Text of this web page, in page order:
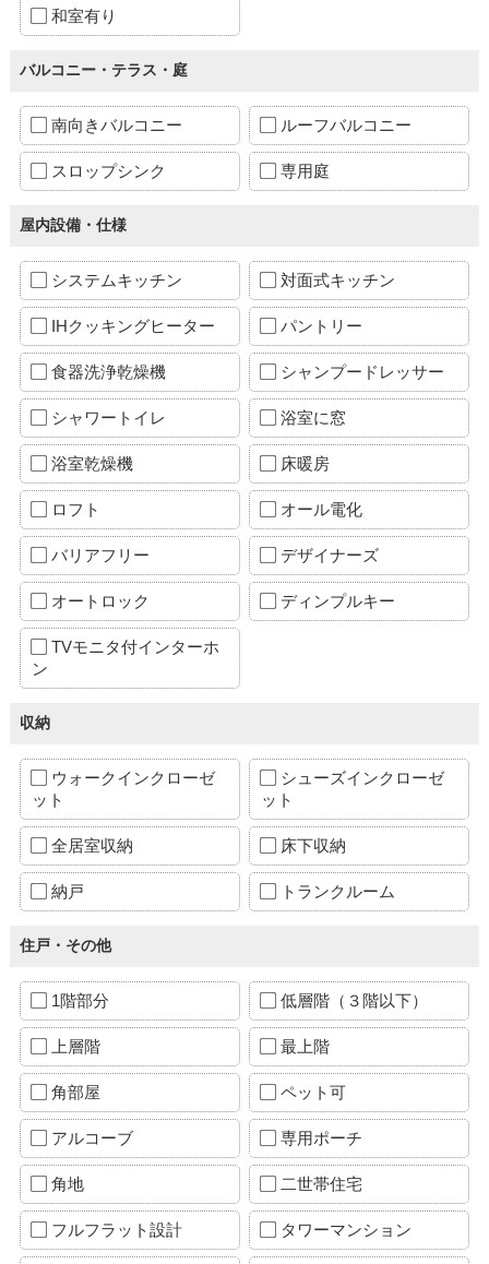
和室有り
バルコニー・テラス・庭
南向きバルコニー ルーフバルコニー
スロップシンク 専用庭
屋内設備・仕様
システムキッチン 対面式キッチン
IHクッキングヒーター パントリー
食器洗浄乾燥機 シャンプードレッサー
シャワートイレ 浴室に窓
浴室乾燥機 床暖房
ロフト オール電化
バリアフリー デザイナーズ
オートロック ディンプルキー
TVモニタ付インターホ
ン
収納
ウォークインクローゼ
ット
シューズインクローゼ
ット
全居室収納 床下収納
納戸 トランクルーム
住戸・その他
1階部分 低層階（３階以下）
上層階 最上階
角部屋 ペット可
アルコーブ 専用ポーチ
角地 二世帯住宅
フルフラット設計 タワーマンション